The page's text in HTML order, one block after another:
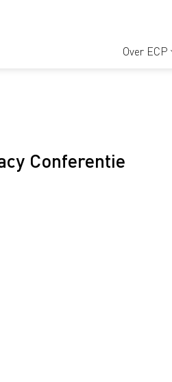
Over ECP
Conferentie